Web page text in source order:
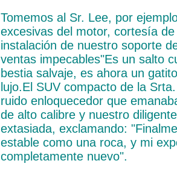
Tomemos al Sr. Lee, por
excesivas del motor, cortesía
instalación de nuestro soporte
ventas impecables"Es un salto
bestia salvaje, es ahora un
lujo.El SUV compacto de la
ruido enloquecedor que
de alto calibre y nuestro
extasiada, exclamando:
estable como una roca, y mi
completamente nuevo".